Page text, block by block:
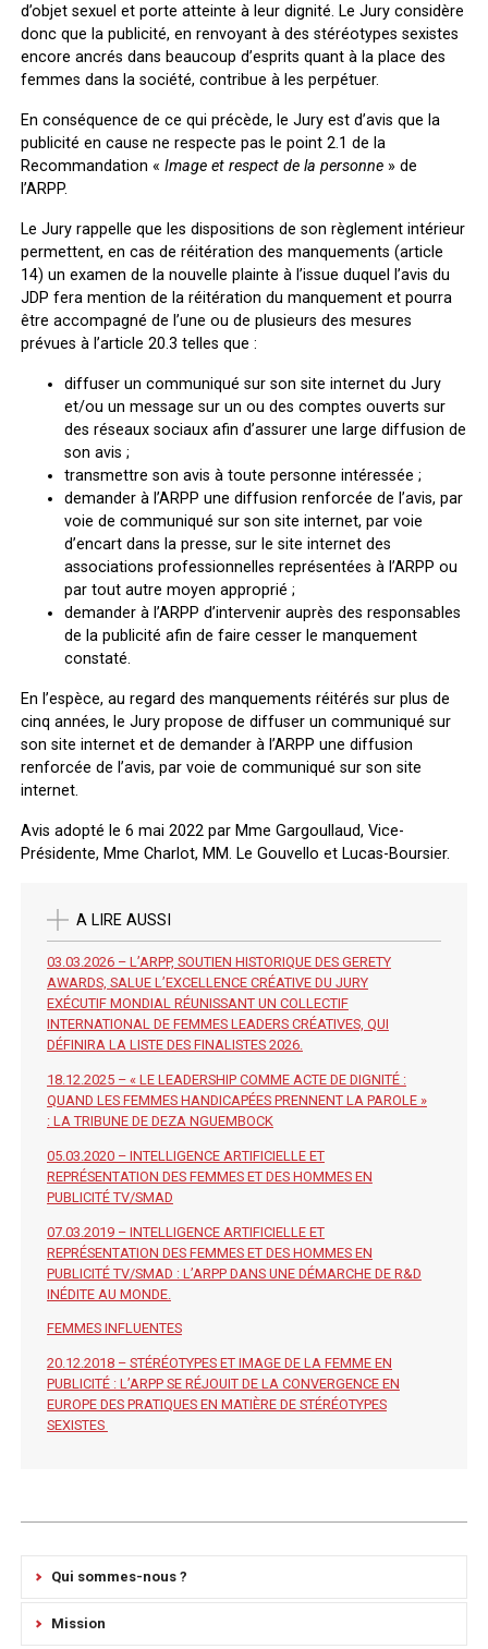
d’objet sexuel et porte atteinte à leur dignité. Le Jury considère
donc que la publicité, en renvoyant à des stéréotypes sexistes
encore ancrés dans beaucoup d’esprits quant à la place des
femmes dans la société, contribue à les perpétuer.
En conséquence de ce qui précède, le Jury est d’avis que la
publicité en cause ne respecte pas le point 2.1 de la
Recommandation « Image et respect de la personne » de
l’ARPP.
Le Jury rappelle que les dispositions de son règlement intérieur
permettent, en cas de réitération des manquements (article
14) un examen de la nouvelle plainte à l’issue duquel l’avis du
JDP fera mention de la réitération du manquement et pourra
être accompagné de l’une ou de plusieurs des mesures
prévues à l’article 20.3 telles que :
diffuser un communiqué sur son site internet du Jury
et/ou un message sur un ou des comptes ouverts sur
des réseaux sociaux afin d’assurer une large diffusion de
son avis ;
transmettre son avis à toute personne intéressée ;
demander à l’ARPP une diffusion renforcée de l’avis, par
voie de communiqué sur son site internet, par voie
d’encart dans la presse, sur le site internet des
associations professionnelles représentées à l’ARPP ou
par tout autre moyen approprié ;
demander à l’ARPP d’intervenir auprès des responsables
de la publicité afin de faire cesser le manquement
constaté.
En l’espèce, au regard des manquements réitérés sur plus de
cinq années, le Jury propose de diffuser un communiqué sur
son site internet et de demander à l’ARPP une diffusion
renforcée de l’avis, par voie de communiqué sur son site
internet.
Avis adopté le 6 mai 2022 par Mme Gargoullaud, Vice-
Présidente, Mme Charlot, MM. Le Gouvello et Lucas-Boursier.
A LIRE AUSSI
03.03.2026 – L’ARPP, SOUTIEN HISTORIQUE DES GERETY
AWARDS, SALUE L’EXCELLENCE CRÉATIVE DU JURY
EXÉCUTIF MONDIAL RÉUNISSANT UN COLLECTIF
INTERNATIONAL DE FEMMES LEADERS CRÉATIVES, QUI
DÉFINIRA LA LISTE DES FINALISTES 2026.
18.12.2025 – « LE LEADERSHIP COMME ACTE DE DIGNITÉ :
QUAND LES FEMMES HANDICAPÉES PRENNENT LA PAROLE »
: LA TRIBUNE DE DEZA NGUEMBOCK
05.03.2020 – INTELLIGENCE ARTIFICIELLE ET
REPRÉSENTATION DES FEMMES ET DES HOMMES EN
PUBLICITÉ TV/SMAD
07.03.2019 – INTELLIGENCE ARTIFICIELLE ET
REPRÉSENTATION DES FEMMES ET DES HOMMES EN
PUBLICITÉ TV/SMAD : L’ARPP DANS UNE DÉMARCHE DE R&D
INÉDITE AU MONDE.
FEMMES INFLUENTES
20.12.2018 – STÉRÉOTYPES ET IMAGE DE LA FEMME EN
PUBLICITÉ : L’ARPP SE RÉJOUIT DE LA CONVERGENCE EN
EUROPE DES PRATIQUES EN MATIÈRE DE STÉRÉOTYPES
SEXISTES
Qui sommes-nous ?
Mission